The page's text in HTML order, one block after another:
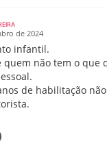
de 2024
infantil.
quem não tem o que
de habilitação